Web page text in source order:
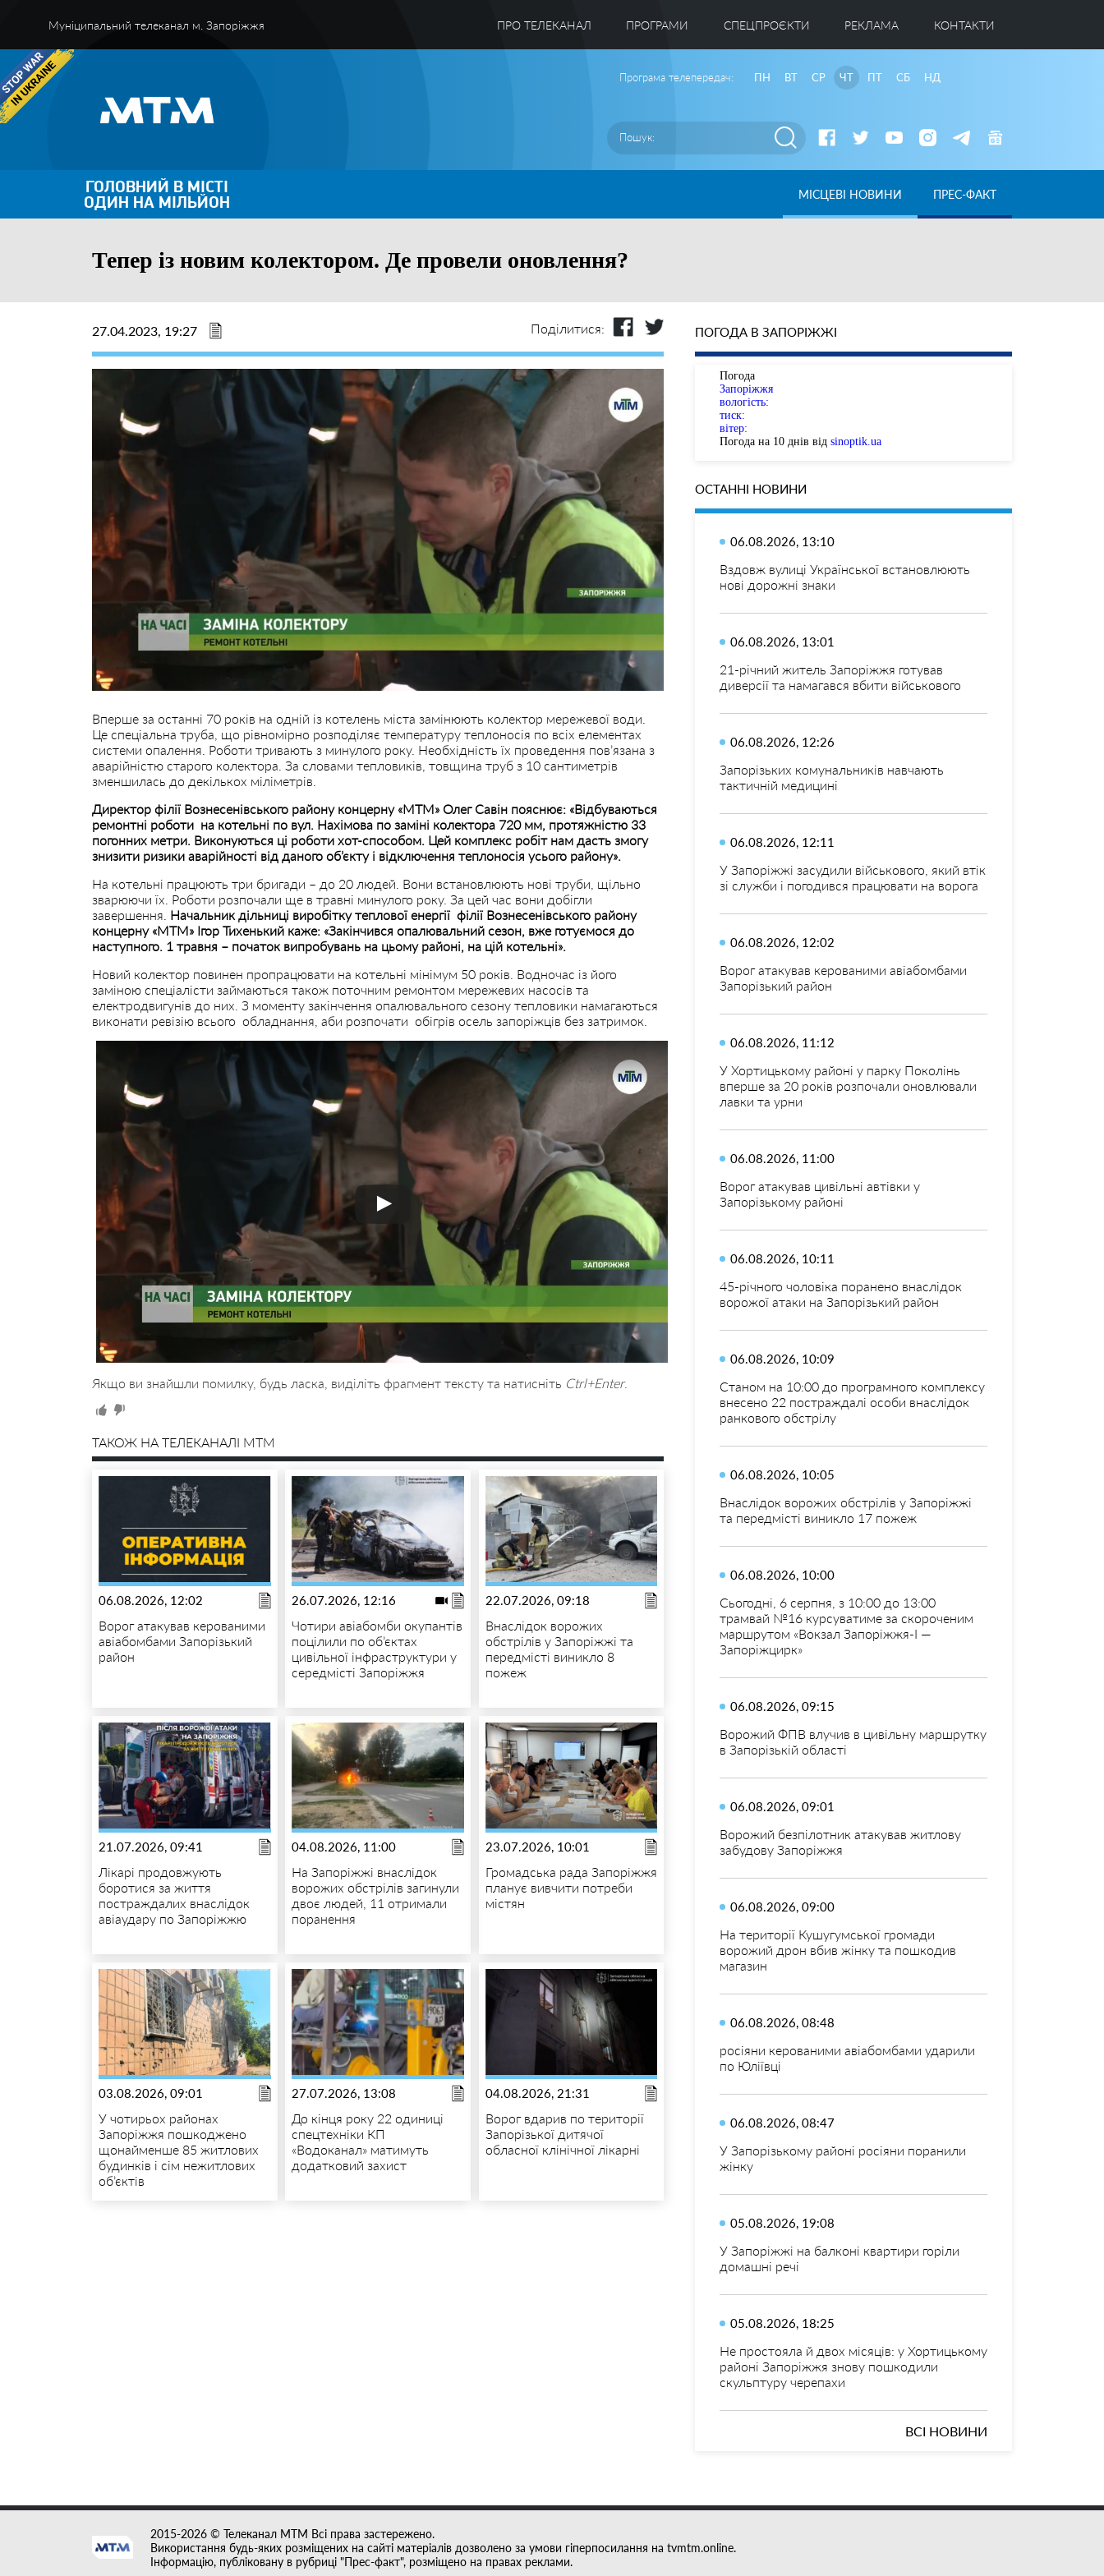
Муніципальний телеканал м. Запоріжжя ПРО ТЕЛЕКАНАЛ ПРОГРАМИ CПЕЦПРОЄКТИ РЕКЛАМА КОНТАКТИ
Програма телепередач: ПН ВТ СР ЧТ ПТ СБ НД
ГОЛОВНИЙ В МІСТІ
ОДИН НА МІЛЬЙОН МІСЦЕВІ НОВИНИ ПРЕС-ФАКТ
Тепер із новим колектором. Де провели оновлення?
27.04.2023, 19:27 Поділитися:
Вперше за останні 70 років на одній із котелень міста замінюють колектор мережевої води.
Це спеціальна труба, що рівномірно розподіляє температуру теплоносія по всіх елементах
системи опалення. Роботи тривають з минулого року. Необхідність їх проведення пов’язана з
аварійністю старого колектора. За словами тепловиків, товщина труб з 10 сантиметрів
зменшилась до декількох міліметрів.
Директор філії Вознесенівського району концерну «МТМ» Олег Савін пояснює: «Відбуваються
ремонтні роботи на котельні по вул. Нахімова по заміні колектора 720 мм, протяжністю 33
погонних метри. Виконуються ці роботи хот-способом. Цей комплекс робіт нам дасть змогу
знизити ризики аварійності від даного об’єкту і відключення теплоносія усього району».
На котельні працюють три бригади – до 20 людей. Вони встановлюють нові труби, щільно
зварюючи їх. Роботи розпочали ще в травні минулого року. За цей час вони добігли
завершення. Начальник дільниці виробітку теплової енергії філії Вознесенівського району
концерну «МТМ» Ігор Тихенький каже: «Закінчився опалювальний сезон, вже готуємося до
наступного. 1 травня – початок випробувань на цьому районі, на цій котельні».
Новий колектор повинен пропрацювати на котельні мінімум 50 років. Водночас із його
заміною спеціалісти займаються також поточним ремонтом мережевих насосів та
електродвигунів до них. З моменту закінчення опалювального сезону тепловики намагаються
виконати ревізію всього обладнання, аби розпочати обігрів осель запоріжців без затримок.
Якщо ви знайшли помилку, будь ласка, виділіть фрагмент тексту та натисніть Ctrl+Enter.
ТАКОЖ НА ТЕЛЕКАНАЛІ MTM
06.08.2026, 12:02
Ворог атакував керованими
авіабомбами Запорізький
район
26.07.2026, 12:16
Чотири авіабомби окупантів
поцілили по об’єктах
цивільної інфраструктури у
середмісті Запоріжжя
22.07.2026, 09:18
Внаслідок ворожих
обстрілів у Запоріжжі та
передмісті виникло 8
пожеж
21.07.2026, 09:41
Лікарі продовжують
боротися за життя
постраждалих внаслідок
авіаудару по Запоріжжю
04.08.2026, 11:00
На Запоріжжі внаслідок
ворожих обстрілів загинули
двоє людей, 11 отримали
поранення
23.07.2026, 10:01
Громадська рада Запоріжжя
планує вивчити потреби
містян
03.08.2026, 09:01
У чотирьох районах
Запоріжжя пошкоджено
щонайменше 85 житлових
будинків і сім нежитлових
об’єктів
27.07.2026, 13:08
До кінця року 22 одиниці
спецтехніки КП
«Водоканал» матимуть
додатковий захист
04.08.2026, 21:31
Ворог вдарив по території
Запорізької дитячої
обласної клінічної лікарні
ПОГОДА В ЗАПОРІЖЖІ
Погода
Запоріжжя
вологість:
тиск:
вітер:
Погода на 10 днів від sinoptik.ua
ОСТАННІ НОВИНИ
06.08.2026, 13:10
Вздовж вулиці Української встановлюють
нові дорожні знаки
06.08.2026, 13:01
21-річний житель Запоріжжя готував
диверсії та намагався вбити військового
06.08.2026, 12:26
Запорізьких комунальників навчають
тактичній медицині
06.08.2026, 12:11
У Запоріжжі засудили військового, який втік
зі служби і погодився працювати на ворога
06.08.2026, 12:02
Ворог атакував керованими авіабомбами
Запорізький район
06.08.2026, 11:12
У Хортицькому районі у парку Поколінь
вперше за 20 років розпочали оновлювали
лавки та урни
06.08.2026, 11:00
Ворог атакував цивільні автівки у
Запорізькому районі
06.08.2026, 10:11
45-річного чоловіка поранено внаслідок
ворожої атаки на Запорізький район
06.08.2026, 10:09
Станом на 10:00 до програмного комплексу
внесено 22 постраждалі особи внаслідок
ранкового обстрілу
06.08.2026, 10:05
Внаслідок ворожих обстрілів у Запоріжжі
та передмісті виникло 17 пожеж
06.08.2026, 10:00
Сьогодні, 6 серпня, з 10:00 до 13:00
трамвай №16 курсуватиме за скороченим
маршрутом «Вокзал Запоріжжя-I —
Запоріжцирк»
06.08.2026, 09:15
Ворожий ФПВ влучив в цивільну маршрутку
в Запорізькій області
06.08.2026, 09:01
Ворожий безпілотник атакував житлову
забудову Запоріжжя
06.08.2026, 09:00
На території Кушугумської громади
ворожий дрон вбив жінку та пошкодив
магазин
06.08.2026, 08:48
росіяни керованими авіабомбами ударили
по Юліївці
06.08.2026, 08:47
У Запорізькому районі росіяни поранили
жінку
05.08.2026, 19:08
У Запоріжжі на балконі квартири горіли
домашні речі
05.08.2026, 18:25
Не простояла й двох місяців: у Хортицькому
районі Запоріжжя знову пошкодили
скульптуру черепахи
ВСІ НОВИНИ
2015-2026 © Телеканал MTM Всі права застережено.
Використання будь-яких розміщених на сайті матеріалів дозволено за умови гіперпосилання на tvmtm.online.
Інформацію, публіковану в рубриці "Прес-факт", розміщено на правах реклами.